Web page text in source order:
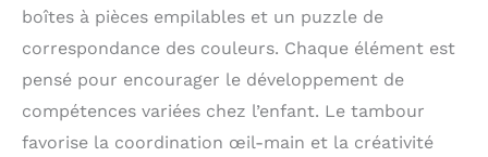
de problèmes plus
aiguisées et des
possibilités créatives
infinies. Préparez-vous
pour une aventure où
un voyage passionnant
boîtes à pièces empilables et un puzzle de
correspondance des couleurs. Chaque élément est
pensé pour encourager le développement de
compétences variées chez l’enfant. Le tambour
favorise la coordination œil-main et la créativité